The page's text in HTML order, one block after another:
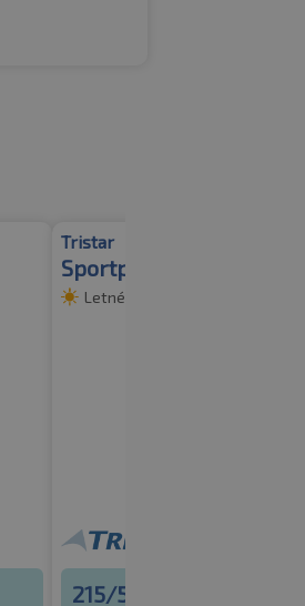
Tristar
Sportpower SUV XL
Letné pneumatiky
215/55R18 99V